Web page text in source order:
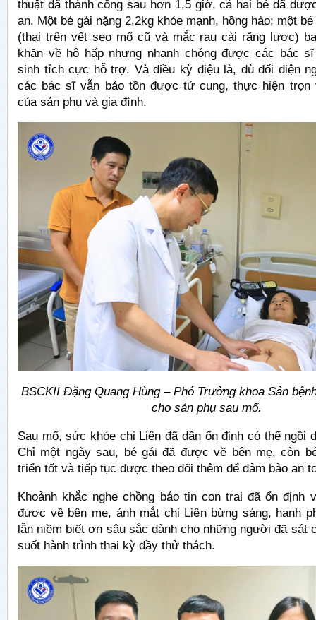
thuật đã thành công sau hơn 1,5 giờ, cả hai bé đã
an. Một bé gái nặng 2,2kg khỏe mạnh, hồng hào; một
(thai trên vết sẹo mổ cũ và mắc rau cài răng lược)
khăn về hô hấp nhưng nhanh chóng được các bác
sinh tích cực hỗ trợ. Và điều kỳ diệu là, dù đối diện
các bác sĩ vẫn bảo tồn được tử cung, thực hiện trọn
của sản phụ và gia đình.
BSCKII Đặng Quang Hùng – Phó Trưởng khoa Sản
cho sản phụ sau mổ.
Sau mổ, sức khỏe chị Liên đã dần ổn định có thể ngồi
Chỉ một ngày sau, bé gái đã được về bên mẹ, còn
triển tốt và tiếp tục được theo dõi thêm để đảm bảo an
Khoảnh khắc nghe chồng báo tin con trai đã ổn định
được về bên mẹ, ánh mắt chị Liên bừng sáng, hạnh
lẫn niềm biết ơn sâu sắc dành cho những người đã sát
suốt hành trình thai kỳ đầy thử thách.